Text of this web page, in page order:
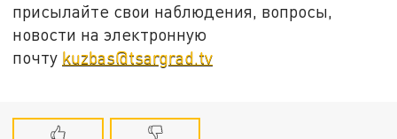
присылайте свои наблюдения, вопросы,
новости на электронную
почту kuzbas@tsargrad.tv